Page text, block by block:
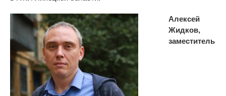
Алексей
Жидков,
заместитель